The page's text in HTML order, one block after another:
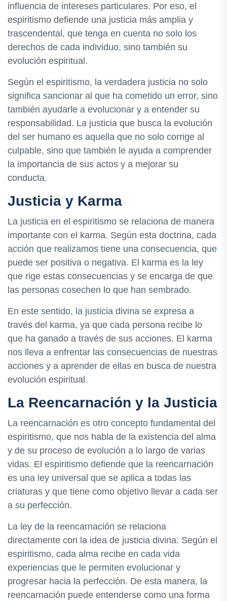
influencia de intereses particulares. Por eso, el
espiritismo defiende una justicia más amplia y
trascendental, que tenga en cuenta no solo los
derechos de cada individuo, sino también su
evolución espiritual.
Según el espiritismo, la verdadera justicia no solo
significa sancionar al que ha cometido un error, sino
también ayudarle a evolucionar y a entender su
responsabilidad. La justicia que busca la evolución
del ser humano es aquella que no solo corrige al
culpable, sino que también le ayuda a comprender
la importancia de sus actos y a mejorar su
conducta.
Justicia y Karma
La justicia en el espiritismo se relaciona de manera
importante con el karma. Según esta doctrina, cada
acción que realizamos tiene una consecuencia, que
puede ser positiva o negativa. El karma es la ley
que rige estas consecuencias y se encarga de que
las personas cosechen lo que han sembrado.
En este sentido, la justicia divina se expresa a
través del karma, ya que cada persona recibe lo
que ha ganado a través de sus acciones. El karma
nos lleva a enfrentar las consecuencias de nuestras
acciones y a aprender de ellas en busca de nuestra
evolución espiritual.
La Reencarnación y la Justicia
La reencarnación es otro concepto fundamental del
espiritismo, que nos habla de la existencia del alma
y de su proceso de evolución a lo largo de varias
vidas. El espiritismo defiende que la reencarnación
es una ley universal que se aplica a todas las
criaturas y que tiene como objetivo llevar a cada ser
a su perfección.
La ley de la reencarnación se relaciona
directamente con la idea de justicia divina. Según el
espiritismo, cada alma recibe en cada vida
experiencias que le permiten evolucionar y
progresar hacia la perfección. De esta manera, la
reencarnación puede entenderse como una forma